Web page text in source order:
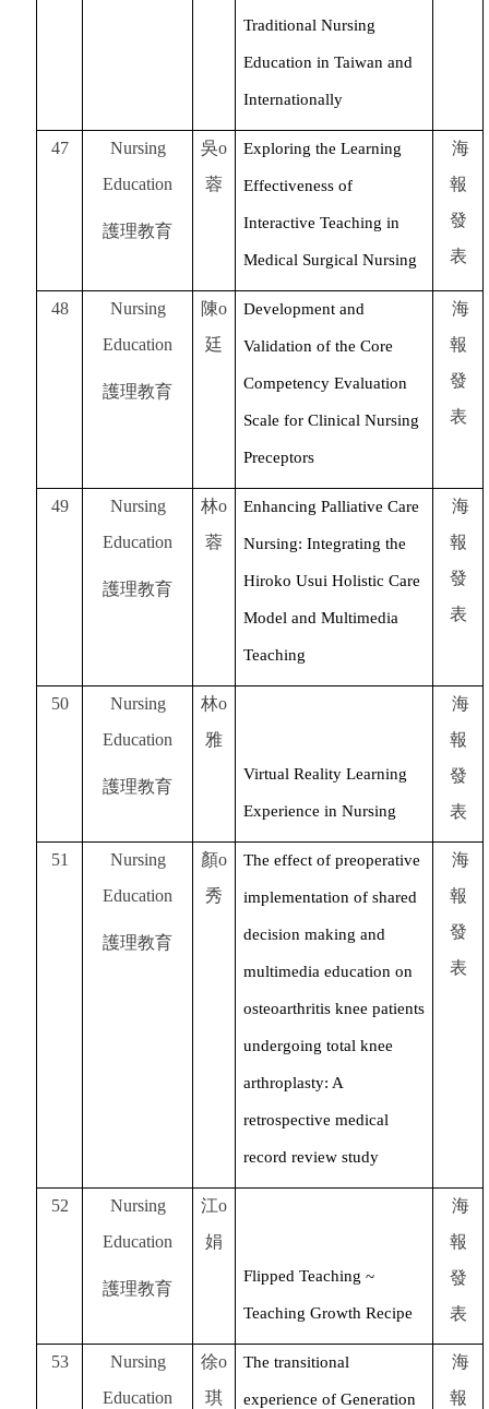
Traditional Nursing
Education in Taiwan and
Internationally
47
Nursing
Education
護理教育
吳o
蓉
Exploring the Learning
Effectiveness of
Interactive Teaching in
Medical Surgical Nursing
海
報
發
表
48
Nursing
Education
護理教育
陳o
廷
Development and
Validation of the Core
Competency Evaluation
Scale for Clinical Nursing
Preceptors
海
報
發
表
49
Nursing
Education
護理教育
林o
蓉
Enhancing Palliative Care
Nursing: Integrating the
Hiroko Usui Holistic Care
Model and Multimedia
Teaching
海
報
發
表
50
Nursing
Education
護理教育
林o
雅
Virtual Reality Learning
Experience in Nursing
海
報
發
表
51
Nursing
Education
護理教育
顏o
秀
The effect of preoperative
implementation of shared
decision making and
multimedia education on
osteoarthritis knee patients
undergoing total knee
arthroplasty: A
retrospective medical
record review study
海
報
發
表
52
Nursing
Education
護理教育
江o
娟
Flipped Teaching ~
Teaching Growth Recipe
海
報
發
表
53
Nursing
Education
徐o
琪
The transitional
experience of Generation
海
報